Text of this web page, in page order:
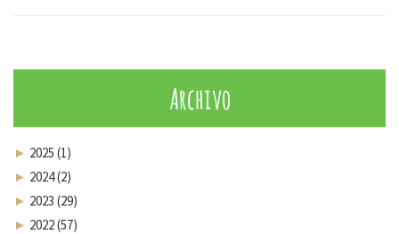
Archivo
► 2025 (1)
► 2024 (2)
► 2023 (29)
► 2022 (57)